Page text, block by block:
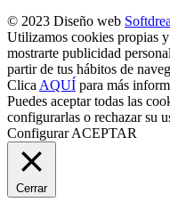
© 2023 Diseño web
Utilizamos cookies propias
mostrarte publicidad
partir de tus hábitos de
Clica AQUÍ para más
Puedes aceptar todas las
configurarlas o rechazar su
Configurar ACEPTAR
Cerrar